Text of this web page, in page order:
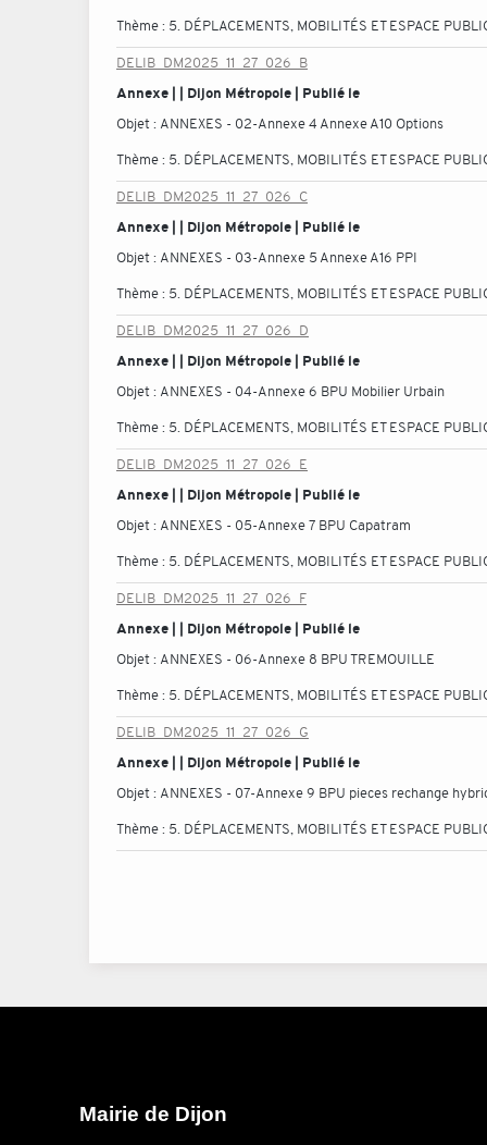
Thème : 5. DÉPLACEMENTS, MOBILITÉS ET ESPACE
DELIB_DM2025_11_27_026_B
Annexe | | Dijon Métropole | Publié le
Objet : ANNEXES - 02-Annexe 4 Annexe A10 Options
Thème : 5. DÉPLACEMENTS, MOBILITÉS ET ESPACE
DELIB_DM2025_11_27_026_C
Annexe | | Dijon Métropole | Publié le
Objet : ANNEXES - 03-Annexe 5 Annexe A16 PPI
Thème : 5. DÉPLACEMENTS, MOBILITÉS ET ESPACE
DELIB_DM2025_11_27_026_D
Annexe | | Dijon Métropole | Publié le
Objet : ANNEXES - 04-Annexe 6 BPU Mobilier Urbain
Thème : 5. DÉPLACEMENTS, MOBILITÉS ET ESPACE
DELIB_DM2025_11_27_026_E
Annexe | | Dijon Métropole | Publié le
Objet : ANNEXES - 05-Annexe 7 BPU Capatram
Thème : 5. DÉPLACEMENTS, MOBILITÉS ET ESPACE
DELIB_DM2025_11_27_026_F
Annexe | | Dijon Métropole | Publié le
Objet : ANNEXES - 06-Annexe 8 BPU TREMOUILLE
Thème : 5. DÉPLACEMENTS, MOBILITÉS ET ESPACE
DELIB_DM2025_11_27_026_G
Annexe | | Dijon Métropole | Publié le
Objet : ANNEXES - 07-Annexe 9 BPU pieces rechange
Thème : 5. DÉPLACEMENTS, MOBILITÉS ET ESPACE
Mairie de Dijon